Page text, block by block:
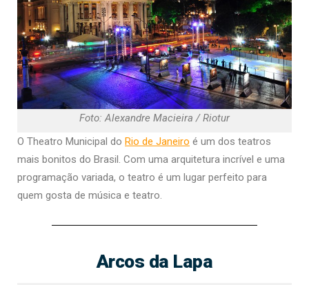
Foto: Alexandre Macieira / Riotur
O Theatro Municipal do Rio de Janeiro é um dos teatros
mais bonitos do Brasil. Com uma arquitetura incrível e uma
programação variada, o teatro é um lugar perfeito para
quem gosta de música e teatro.
Arcos da Lapa